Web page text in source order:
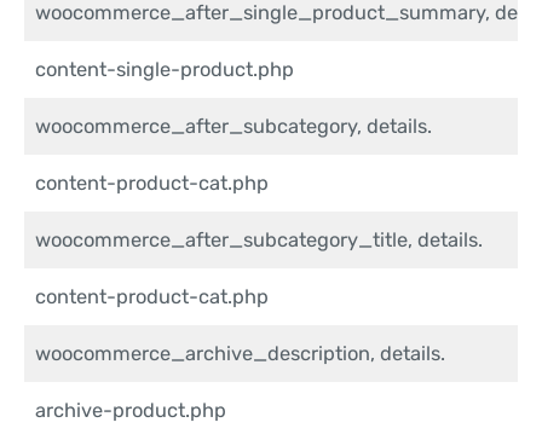
woocommerce_after_single_product_summary,
content-single-product.php
woocommerce_after_subcategory, details.
content-product-cat.php
woocommerce_after_subcategory_title, details.
content-product-cat.php
woocommerce_archive_description, details.
archive-product.php